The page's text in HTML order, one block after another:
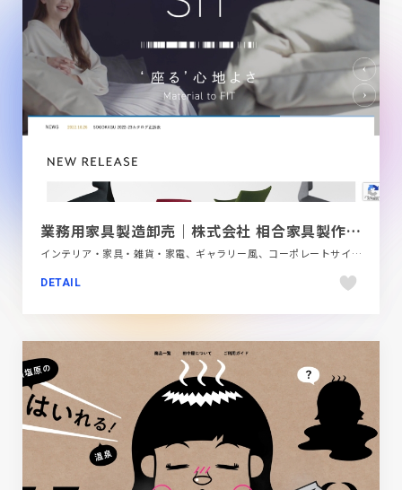
業務用家具製造卸売｜株式会社 相合家具製作所｜SOGOKAGU CO.,LTD.
インテリア・家具・雑貨・家電、ギャラリー風、コーポレートサイト、シンプル、スタイリッシュ、ナチュラル、ベージュ・ゴールド系、ホワイト系、モーション多め
DETAIL